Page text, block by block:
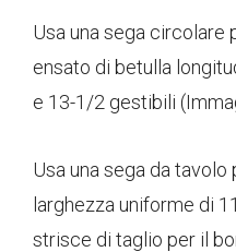
Usa una sega circolare
ensato di betulla
e 13-1/2 gestibili
Usa una sega da
larghezza uniforme di
strisce di taglio per il